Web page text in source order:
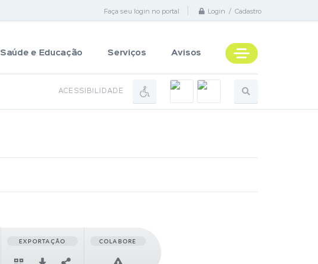
Faça seu login no portal Login / Cadastro
Saúde e Educação Serviços Avisos
ACESSIBILIDADE
EXPORTAÇÃO COLABORE